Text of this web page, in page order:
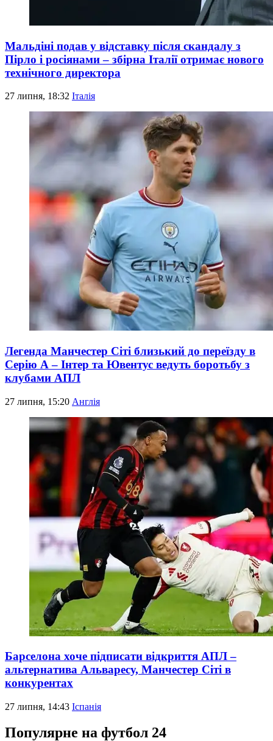
Мальдіні подав у відставку після скандалу з
Пірло і росіянами – збірна Італії отримає нового
технічного директора
27 липня, 18:32 Італія
Легенда Манчестер Сіті близький до переїзду в
Серію А – Інтер та Ювентус ведуть боротьбу з
клубами АПЛ
27 липня, 15:20 Англія
Барселона хоче підписати відкриття АПЛ –
альтернатива Альваресу, Манчестер Сіті в
конкурентах
27 липня, 14:43 Іспанія
Популярне на футбол 24